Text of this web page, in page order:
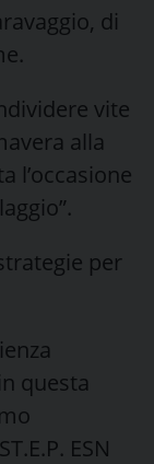
di
vite
alla
l’occasione
per
questa
ESN